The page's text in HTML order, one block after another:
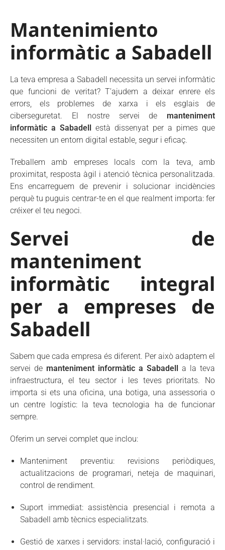
Mantenimiento
informàtic a Sabadell
La teva empresa a Sabadell necessita un servei informàtic
que funcioni de veritat? T’ajudem a deixar enrere els
errors, els problemes de xarxa i els esglais de
ciberseguretat. El nostre servei de manteniment
informàtic a Sabadell està dissenyat per a pimes que
necessiten un entorn digital estable, segur i eficaç.
Treballem amb empreses locals com la teva, amb
proximitat, resposta àgil i atenció tècnica personalitzada.
Ens encarreguem de prevenir i solucionar incidències
perquè tu puguis centrar-te en el que realment importa: fer
créixer el teu negoci.
Servei de
manteniment
informàtic integral
per a empreses de
Sabadell
Sabem que cada empresa és diferent. Per això adaptem el
servei de manteniment informàtic a Sabadell a la teva
infraestructura, el teu sector i les teves prioritats. No
importa si ets una oficina, una botiga, una assessoria o
un centre logístic: la teva tecnologia ha de funcionar
sempre.
Oferim un servei complet que inclou:
Manteniment preventiu: revisions periòdiques,
actualitzacions de programari, neteja de maquinari,
control de rendiment.
Suport immediat: assistència presencial i remota a
Sabadell amb tècnics especialitzats.
Gestió de xarxes i servidors: instal·lació, configuració i